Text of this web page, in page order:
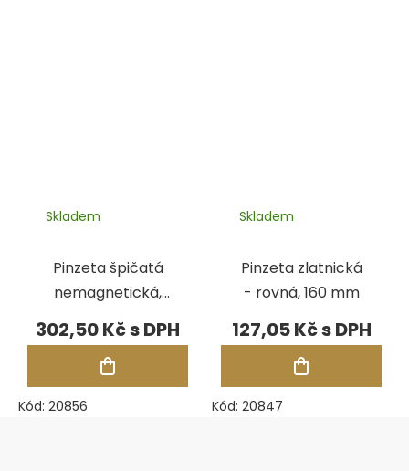
Pinzeta špičatá
nemagnetická,
110 mm (No. 5)
Skladem
302,50 Kč
Kód: 20856
Pinzeta zlatnická
- rovná, 160 mm
Skladem
127,05 Kč
Kód: 20847